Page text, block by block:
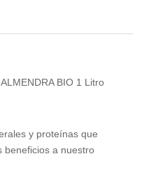
BIO 1 Litro
y proteínas que
beneficios a nuestro